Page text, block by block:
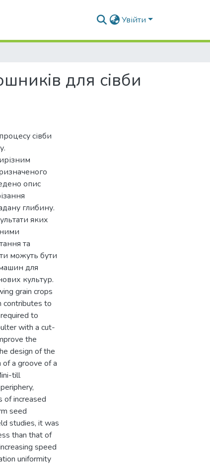
Увійти
для сівби
сівби
опис
глибину.
яких
та
можуть бути
для
культур.
grain crops
contributes to
to
with a cut-
the
design of the
a groove of a
till
of increased
seed
studies, it was
than that of
speed
uniformity